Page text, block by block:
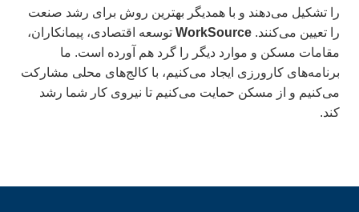
را تشکیل می‌دهند و با همدیگر بهترین روش برای رشد صنعت
را تعیین می‌کنند. WorkSource توسعه اقتصادی، پیمانکاران،
مقامات مسکن و موارد دیگر را گرد هم آورده است. ما
برنامه‌های کارورزی ایجاد می‌کنیم، با کالج‌های محلی مشارکت
می‌کنیم و از مسکن حمایت می‌کنیم تا نیروی کار شما رشد
کند.